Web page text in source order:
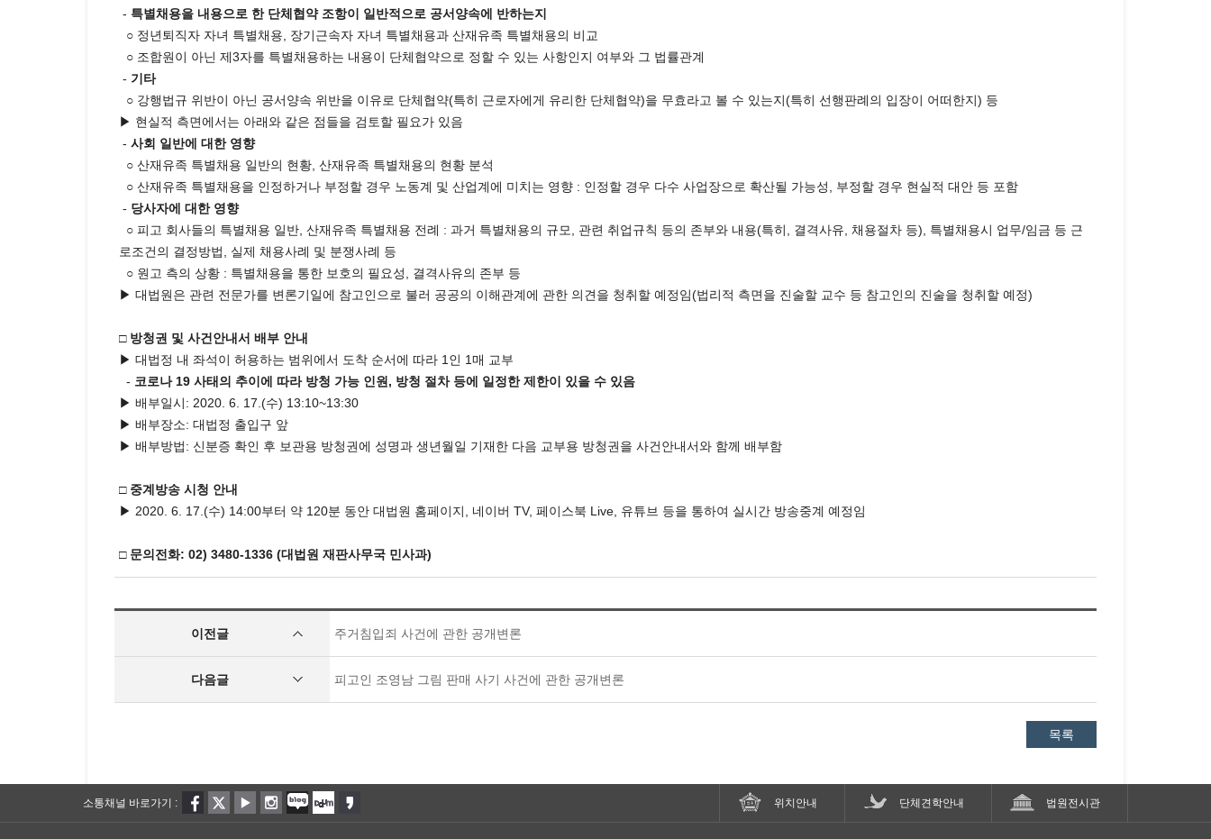
- 특별채용을 내용으로 한 단체협약 조항이 일반적으로 공서양속에 반하는지
○ 정년퇴직자 자녀 특별채용, 장기근속자 자녀 특별채용과 산재유족 특별채용의 비교
○ 조합원이 아닌 제3자를 특별채용하는 내용이 단체협약으로 정할 수 있는 사항인지 여부와 그 법률관계
- 기타
○ 강행법규 위반이 아닌 공서양속 위반을 이유로 단체협약(특히 근로자에게 유리한 단체협약)을 무효라고 볼 수 있는지(특히 선행판례의 입장이 어떠한지) 등
▶ 현실적 측면에서는 아래와 같은 점들을 검토할 필요가 있음
- 사회 일반에 대한 영향
○ 산재유족 특별채용 일반의 현황, 산재유족 특별채용의 현황 분석
○ 산재유족 특별채용을 인정하거나 부정할 경우 노동계 및 산업계에 미치는 영향 : 인정할 경우 다수 사업장으로 확산될 가능성, 부정할 경우 현실적 대안 등 포함
- 당사자에 대한 영향
○ 피고 회사들의 특별채용 일반, 산재유족 특별채용 전례 : 과거 특별채용의 규모, 관련 취업규칙 등의 존부와 내용(특히, 결격사유, 채용절차 등), 특별채용시 업무/임금 등 근
로조건의 결정방법, 실제 채용사례 및 분쟁사례 등
○ 원고 측의 상황 : 특별채용을 통한 보호의 필요성, 결격사유의 존부 등
▶ 대법원은 관련 전문가를 변론기일에 참고인으로 불러 공공의 이해관계에 관한 의견을 청취할 예정임(법리적 측면을 진술할 교수 등 참고인의 진술을 청취할 예정)
□ 방청권 및 사건안내서 배부 안내
▶ 대법정 내 좌석이 허용하는 범위에서 도착 순서에 따라 1인 1매 교부
- 코로나 19 사태의 추이에 따라 방청 가능 인원, 방청 절차 등에 일정한 제한이 있을 수 있음
▶ 배부일시: 2020. 6. 17.(수) 13:10~13:30
▶ 배부장소: 대법정 출입구 앞
▶ 배부방법: 신분증 확인 후 보관용 방청권에 성명과 생년월일 기재한 다음 교부용 방청권을 사건안내서와 함께 배부함
□ 중계방송 시청 안내
▶ 2020. 6. 17.(수) 14:00부터 약 120분 동안 대법원 홈페이지, 네이버 TV, 페이스북 Live, 유튜브 등을 통하여 실시간 방송중계 예정임
□ 문의전화: 02) 3480-1336 (대법원 재판사무국 민사과)
이전글 주거침입죄 사건에 관한 공개변론
다음글 피고인 조영남 그림 판매 사기 사건에 관한 공개변론
목록
소통채널 바로가기 : 위치안내 단체견학안내 법원전시관